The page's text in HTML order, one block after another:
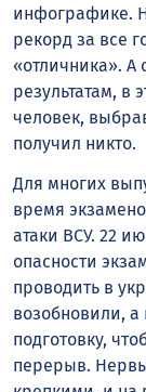
инфографике.
рекорд за все
«отличника».
результатам, в
человек,
получил никто.
Для многих
время
атаки ВСУ. 22
опасности
проводить в
возобновили,
подготовку,
перерыв.